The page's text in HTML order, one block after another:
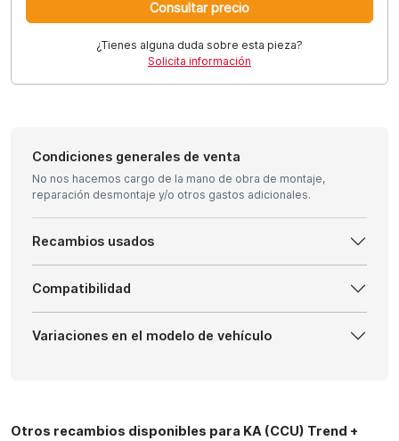
Consultar precio
¿Tienes alguna duda sobre esta pieza?
Solicita información
Condiciones generales de venta
No nos hacemos cargo de la mano de obra de montaje,
reparación desmontaje y/o otros gastos adicionales.
Recambios usados
Compatibilidad
Variaciones en el modelo de vehículo
Otros recambios disponibles para KA (CCU) Trend +